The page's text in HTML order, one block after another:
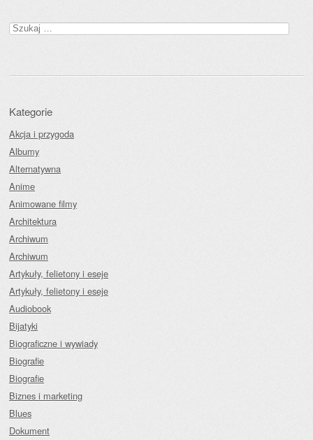
Szukaj:
Kategorie
Akcja i przygoda
Albumy
Alternatywna
Anime
Animowane filmy
Architektura
Archiwum
Archiwum
Artykuły, felietony i eseje
Artykuły, felietony i eseje
Audiobook
Bijatyki
Biograficzne i wywiady
Biografie
Biografie
Biznes i marketing
Blues
Dokument